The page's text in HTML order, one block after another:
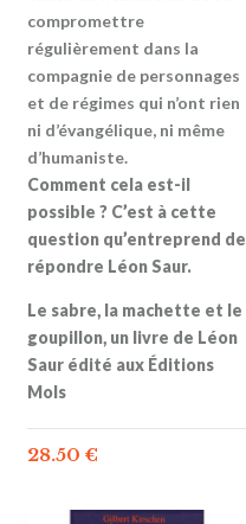
compromettre
régulièrement dans la
compagnie de personnages
et de régimes qui n’ont rien
ni d’évangélique, ni même
d’humaniste.
Comment cela est-il
possible ? C’est à cette
question qu’entreprend de
répondre Léon Saur.
Le sabre, la machette et le
goupillon, un livre de Léon
Saur édité aux Éditions
Mols
28.50 €